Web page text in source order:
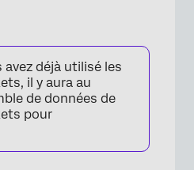
avez déjà utilisé les
il y aura au
de données de
pour